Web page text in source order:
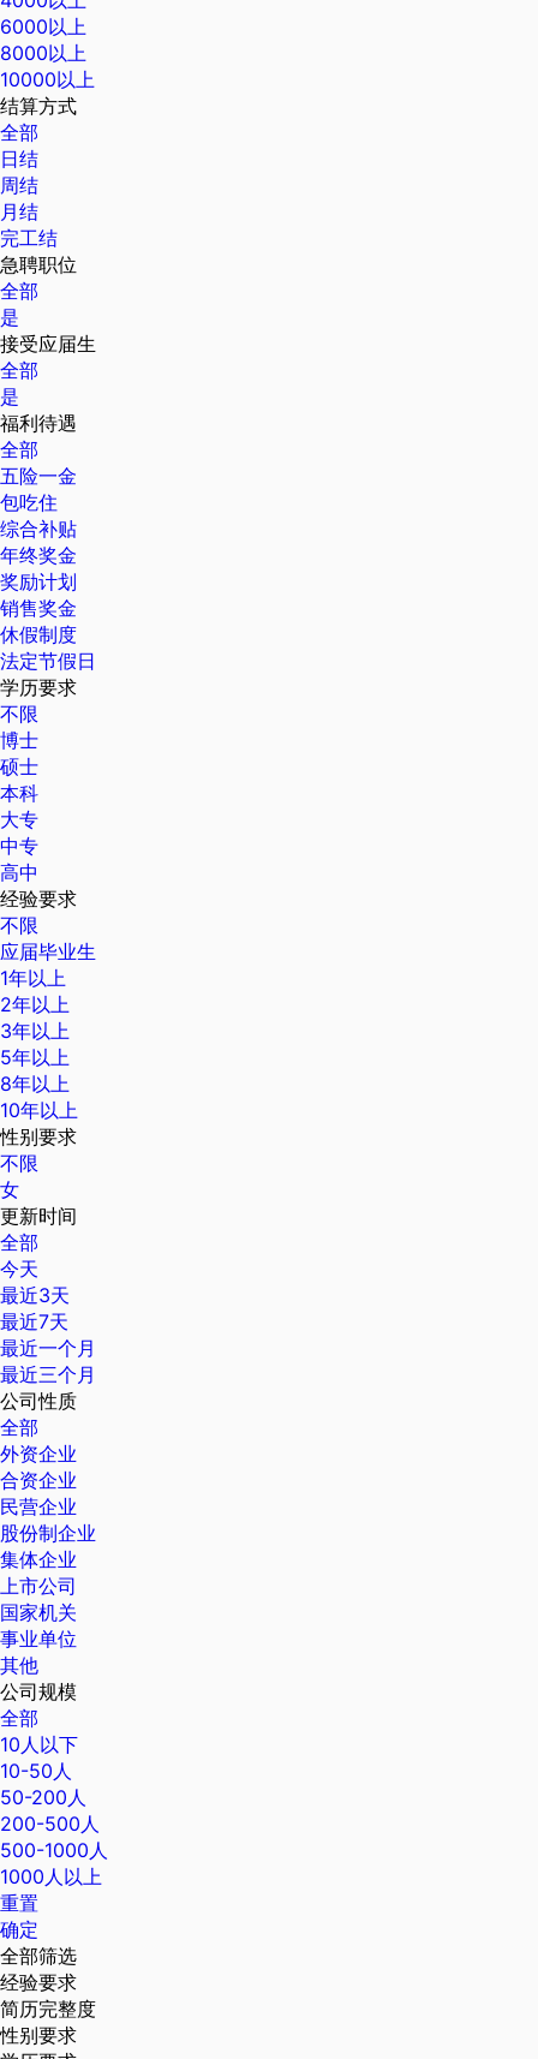
6000以上
8000以上
10000以上
结算方式
全部
日结
周结
月结
完工结
急聘职位
全部
是
接受应届生
全部
是
福利待遇
全部
五险一金
包吃住
综合补贴
年终奖金
奖励计划
销售奖金
休假制度
法定节假日
学历要求
不限
博士
硕士
本科
大专
中专
高中
经验要求
不限
应届毕业生
1年以上
2年以上
3年以上
5年以上
8年以上
10年以上
性别要求
不限
女
更新时间
全部
今天
最近3天
最近7天
最近一个月
最近三个月
公司性质
全部
外资企业
合资企业
民营企业
股份制企业
集体企业
上市公司
国家机关
事业单位
其他
公司规模
全部
10人以下
10-50人
50-200人
200-500人
500-1000人
1000人以上
重置
确定
全部筛选
经验要求
简历完整度
性别要求